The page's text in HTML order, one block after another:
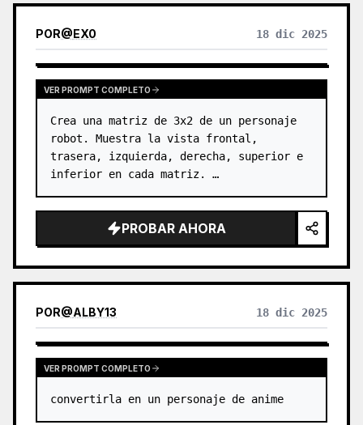
POR@EX0 18 dic 2025
VER PROMPT COMPLETO
Crea una matriz de 3x2 de un personaje
robot. Muestra la vista frontal,
trasera, izquierda, derecha, superior e
inferior en cada matriz. …
PROBAR AHORA
POR@ALBY13 18 dic 2025
VER PROMPT COMPLETO
convertirla en un personaje de anime